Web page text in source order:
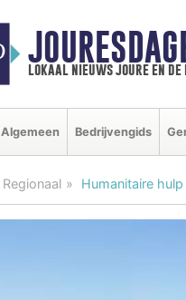
lokaal nieuws joure en
Algemeen Bedrijvengids
Regionaal Humanitaire